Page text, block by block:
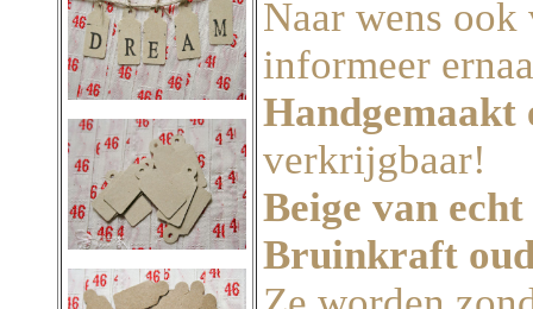
Naar wens
informeer
Handgemaakt
verkrijgbaar!
Beige van
Bruinkraft